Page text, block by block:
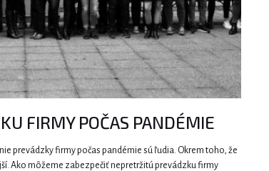
FIRMY POČAS PANDÉMIE
prevádzky firmy počas pandémie sú ľudia. Okrem toho, že
Ako môžeme zabezpečiť nepretržitú prevádzku firmy